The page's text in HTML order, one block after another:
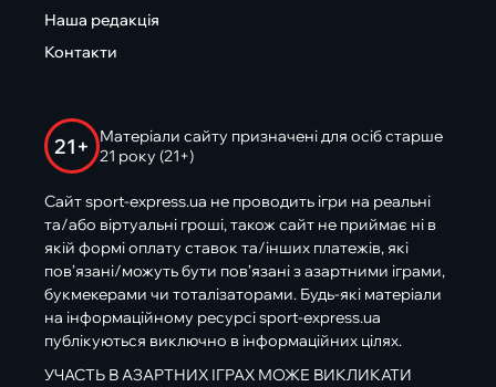
Наша редакція
Контакти
21+
Матеріали сайту призначені для осіб старше
21 року (21+)
Сайт sport-express.ua не проводить ігри на реальні
та/або віртуальні гроші, також сайт не приймає ні в
якій формі оплату ставок та/інших платежів, які
пов’язані/можуть бути пов’язані з азартними іграми,
букмекерами чи тоталізаторами. Будь-які матеріали
на інформаційному ресурсі sport-express.ua
публікуються виключно в інформаційних цілях.
УЧАСТЬ В АЗАРТНИХ ІГРАХ МОЖЕ ВИКЛИКАТИ